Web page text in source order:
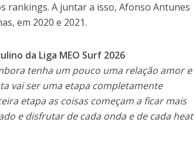
rankings. A juntar a isso, Afonso Antunes
em 2020 e 2021.
da Liga MEO Surf 2026
tenha um pouco uma relação amor e
vai ser uma etapa completamente
etapa as coisas começam a ficar mais
e disfrutar de cada onda e de cada heat